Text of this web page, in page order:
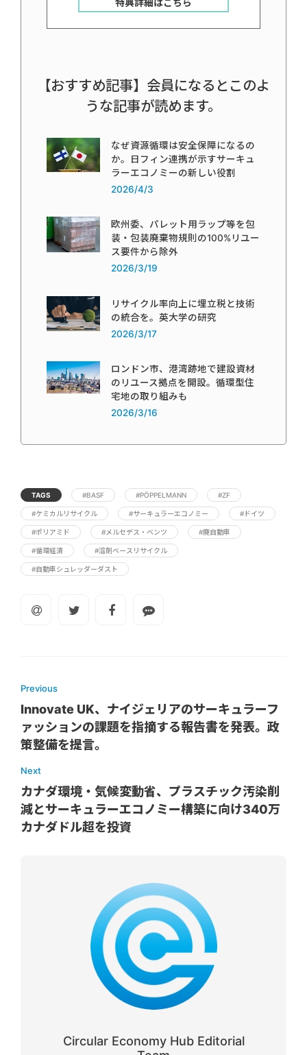
特典詳細はこちら
【おすすめ記事】会員になるとこのよ
うな記事が読めます。
なぜ資源循環は安全保障になるの
か。日フィン連携が示すサーキュ
ラーエコノミーの新しい役割
2026/4/3
欧州委、パレット用ラップ等を包
装・包装廃棄物規則の100%リユー
ス要件から除外
2026/3/19
リサイクル率向上に埋立税と技術
の統合を。英大学の研究
2026/3/17
ロンドン市、港湾跡地で建設資材
のリユース拠点を開設。循環型住
宅地の取り組みも
2026/3/16
TAGS #BASF #PÖPPELMANN #ZF
#ケミカルリサイクル #サーキュラーエコノミー #ドイツ
#ポリアミド #メルセデス・ベンツ #廃自動車
#循環経済 #溶剤ベースリサイクル
#自動車シュレッダーダスト
Previous
Innovate UK、ナイジェリアのサーキュラーフ
ァッションの課題を指摘する報告書を発表。政
策整備を提言。
Next
カナダ環境・気候変動省、プラスチック汚染削
減とサーキュラーエコノミー構築に向け340万
カナダドル超を投資
Circular Economy Hub Editorial